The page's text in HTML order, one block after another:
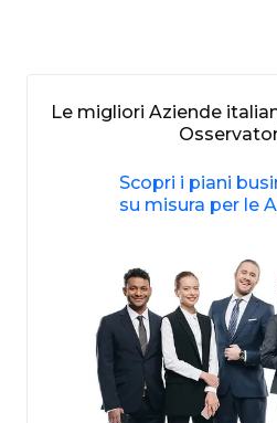
Le migliori Aziende
Scopri i piani
su misura per le